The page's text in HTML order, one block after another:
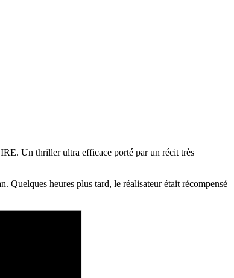
Un thriller ultra efficace porté par un récit très
Quelques heures plus tard, le réalisateur était récompensé